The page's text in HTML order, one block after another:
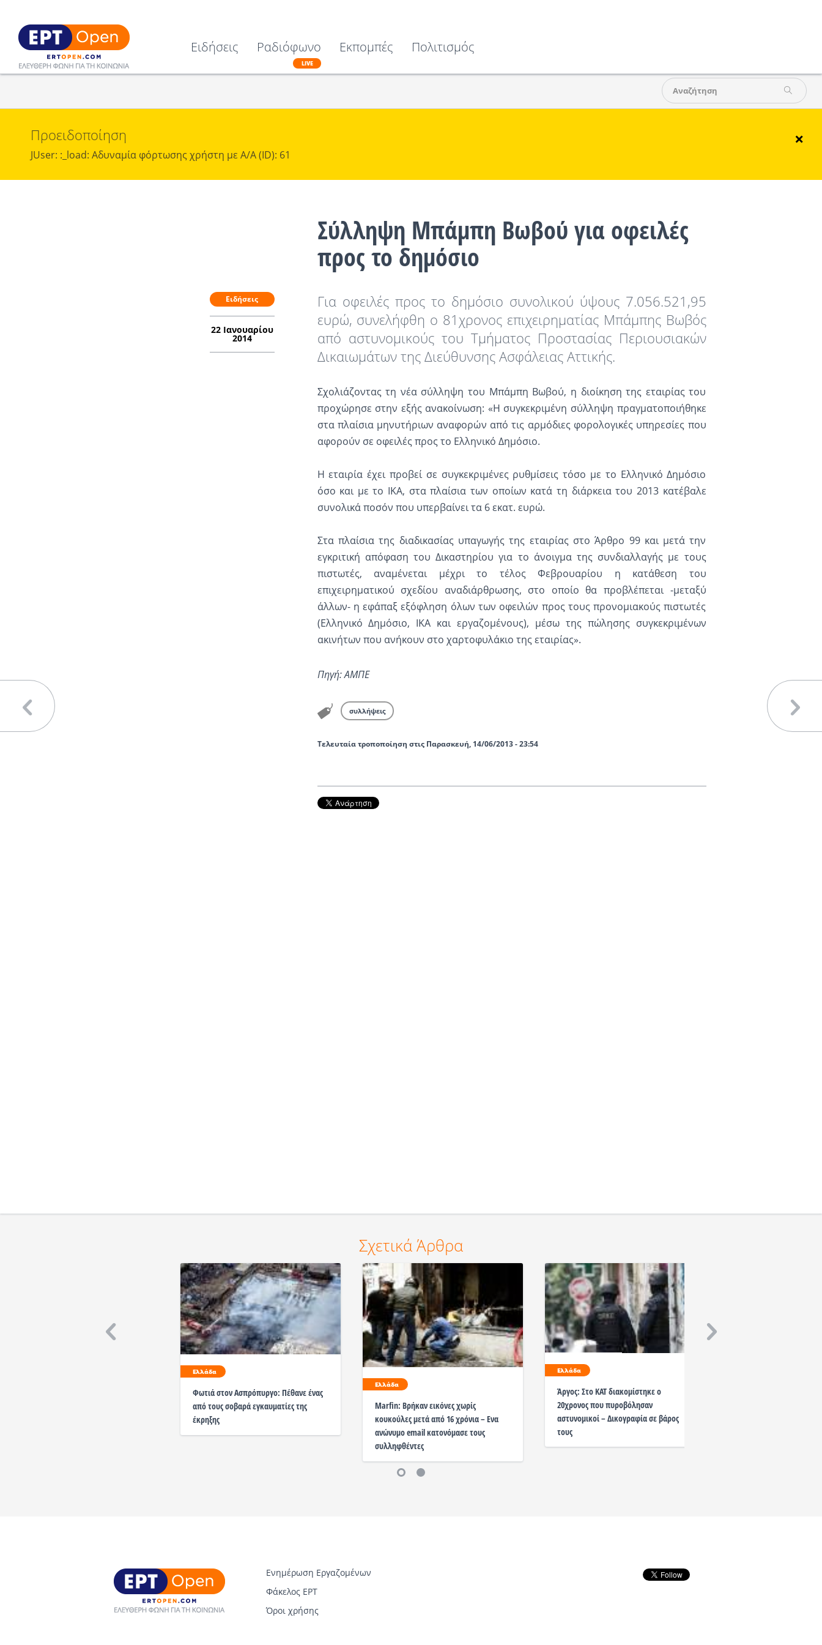
Ειδήσεις Ραδιόφωνο
LIVE
Εκπομπές Πολιτισμός
×
Προειδοποίηση
JUser: :_load: Αδυναμία φόρτωσης χρήστη με Α/Α (ID): 61
Σύλληψη Μπάμπη Βωβού για οφειλές
προς το δημόσιο
Ειδήσεις
22 Ιανουαρίου
2014
Για οφειλές προς το δημόσιο συνολικού ύψους 7.056.521,95
ευρώ, συνελήφθη o 81χρονος επιχειρηματίας Μπάμπης Βωβός
από αστυνομικούς του Τμήματος Προστασίας Περιουσιακών
Δικαιωμάτων της Διεύθυνσης Ασφάλειας Αττικής.
Σχολιάζοντας τη νέα σύλληψη του Μπάμπη Βωβού, η διοίκηση της εταιρίας του
προχώρησε στην εξής ανακοίνωση: «Η συγκεκριμένη σύλληψη πραγματοποιήθηκε
στα πλαίσια μηνυτήριων αναφορών από τις αρμόδιες φορολογικές υπηρεσίες που
αφορούν σε οφειλές προς το Ελληνικό Δημόσιο.
Η εταιρία έχει προβεί σε συγκεκριμένες ρυθμίσεις τόσο με το Ελληνικό Δημόσιο
όσο και με το ΙΚΑ, στα πλαίσια των οποίων κατά τη διάρκεια του 2013 κατέβαλε
συνολικά ποσόν που υπερβαίνει τα 6 εκατ. ευρώ.
Στα πλαίσια της διαδικασίας υπαγωγής της εταιρίας στο Άρθρο 99 και μετά την
εγκριτική απόφαση του Δικαστηρίου για το άνοιγμα της συνδιαλλαγής με τους
πιστωτές, αναμένεται μέχρι το τέλος Φεβρουαρίου η κατάθεση του
επιχειρηματικού σχεδίου αναδιάρθρωσης, στο οποίο θα προβλέπεται -μεταξύ
άλλων- η εφάπαξ εξόφληση όλων των οφειλών προς τους προνομιακούς πιστωτές
(Ελληνικό Δημόσιο, ΙΚΑ και εργαζομένους), μέσω της πώλησης συγκεκριμένων
ακινήτων που ανήκουν στο χαρτοφυλάκιο της εταιρίας».
Πηγή: ΑΜΠΕ
συλλήψεις
Τελευταία τροποποίηση στις Παρασκευή, 14/06/2013 - 23:54
Σχετικά Άρθρα
Ελλάδα
Φωτιά στον Ασπρόπυργο: Πέθανε ένας
από τους σοβαρά εγκαυματίες της
έκρηξης
Ελλάδα
Marfin: Βρήκαν εικόνες χωρίς
κουκούλες μετά από 16 χρόνια – Ενα
ανώνυμο email κατονόμασε τους
συλληφθέντες
Ελλάδα
Άργος: Στο ΚΑΤ διακομίστηκε ο
20χρονος που πυροβόλησαν
αστυνομικοί – Δικογραφία σε βάρος
τους
Ενημέρωση Εργαζομένων
Φάκελος ΕΡΤ
Όροι χρήσης